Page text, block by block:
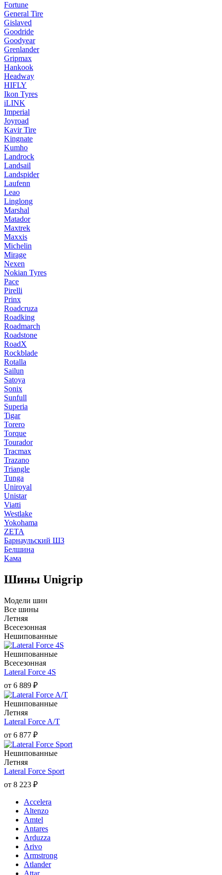
Fortune
General Tire
Gislaved
Goodride
Goodyear
Grenlander
Gripmax
Hankook
Headway
HIFLY
Ikon Tyres
iLINK
Imperial
Joyroad
Kavir Tire
Kingnate
Kumho
Landrock
Landsail
Landspider
Laufenn
Leao
Linglong
Marshal
Matador
Maxtrek
Maxxis
Michelin
Mirage
Nexen
Nokian Tyres
Pace
Pirelli
Prinx
Roadcruza
Roadking
Roadmarch
Roadstone
RoadX
Rockblade
Rotalla
Sailun
Satoya
Sonix
Sunfull
Superia
Tigar
Torero
Torque
Tourador
Tracmax
Trazano
Triangle
Tunga
Uniroyal
Unistar
Viatti
Westlake
Yokohama
ZETA
Барнаульский ШЗ
Белшина
Кама
Шины Unigrip
Модели шин
Все шины
Летняя
Всесезонная
Нешипованные
Нешипованные
Всесезонная
Lateral Force 4S
от 6 889 ₽
Нешипованные
Летняя
Lateral Force A/T
от 6 877 ₽
Нешипованные
Летняя
Lateral Force Sport
от 8 223 ₽
Accelera
Altenzo
Amtel
Antares
Arduzza
Arivo
Armstrong
Atlander
Attar